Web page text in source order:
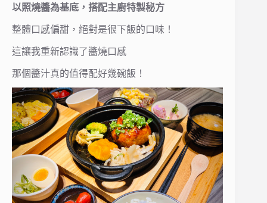
以照燒醬為基底，搭配主廚特製秘方
整體口感偏甜，絕對是很下飯的口味！
這讓我重新認識了醬燒口感
那個醬汁真的值得配好幾碗飯！